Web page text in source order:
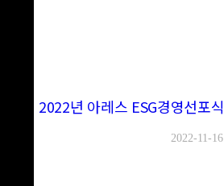
2022년 아레스 ESG경영선포식
2022-11-16